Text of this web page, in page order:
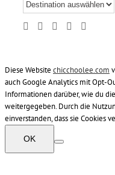
Diese Website chicchoolee.com
auch Google Analytics mit Opt-
Informationen darüber, wie du
weitergegeben. Durch die
einverstanden, dass sie Cookies
OK